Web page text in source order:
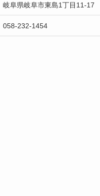
岐阜県岐阜市東島1丁目11-17
058-232-1454